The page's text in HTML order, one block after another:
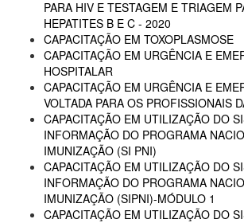
PARA HIV E TESTAGEM E TRIAGEM
HEPATITES B E C - 2020
CAPACITAÇÃO EM TOXOPLASMOSE
CAPACITAÇÃO EM URGÊNCIA E
HOSPITALAR
CAPACITAÇÃO EM URGÊNCIA E
VOLTADA PARA OS PROFISSIONAIS
CAPACITAÇÃO EM UTILIZAÇÃO DO
INFORMAÇÃO DO PROGRAMA
IMUNIZAÇÃO (SI PNI)
CAPACITAÇÃO EM UTILIZAÇÃO DO
INFORMAÇÃO DO PROGRAMA
IMUNIZAÇÃO (SIPNI)-MÓDULO 1
CAPACITAÇÃO EM UTILIZAÇÃO DO